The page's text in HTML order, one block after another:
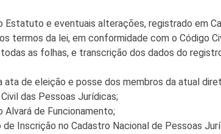
Estatuto e eventuais alterações, registrado em
termos da lei, em conformidade com o Código
as folhas, e transcrição dos dados do
ata de eleição e posse dos membros da atual
das Pessoas Jurídicas;
Alvará de Funcionamento;
Inscrição no Cadastro Nacional de Pessoas